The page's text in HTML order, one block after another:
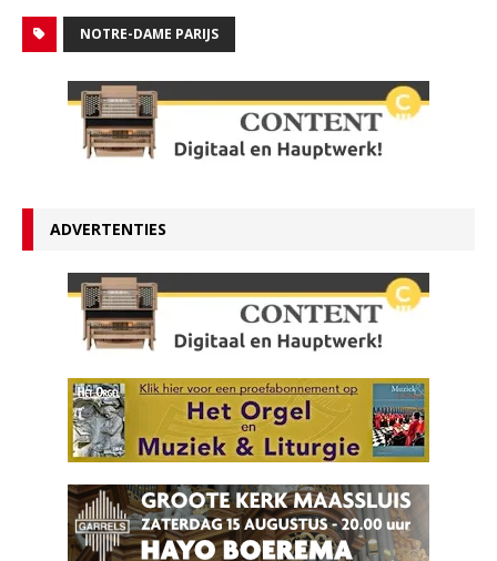
NOTRE-DAME PARIJS
ADVERTENTIES